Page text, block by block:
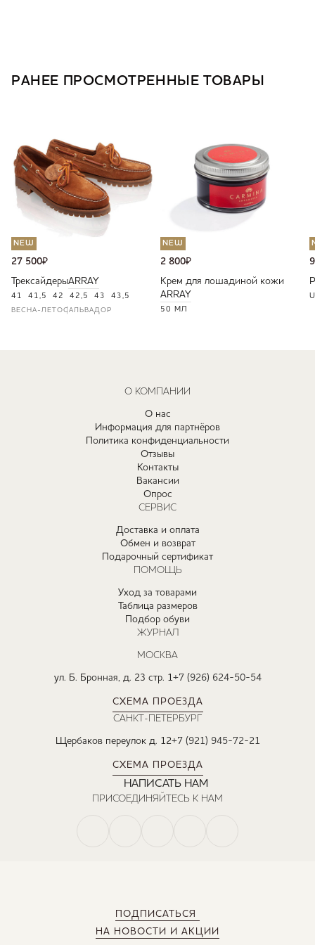
РАНЕЕ ПРОСМОТРЕННЫЕ ТОВАРЫ
NEW
27 500₽
ТрексайдерыARRAY
41 41,5 42 42,5 43 43,5
ВЕСНА-ЛЕТОСАЛЬВАДОР
NEW
2 800₽
Крем для лошадиной кожи
ARRAY
50 МЛ
ПОДПИСАТЬСЯ
НА НОВОСТИ И АКЦИИ
О КОМПАНИИ
О нас
Информация для партнёров
Политика конфиденциальности
Отзывы
Контакты
Вакансии
Опрос
СЕРВИС
Доставка и оплата
Обмен и возврат
Подарочный сертификат
ПОМОЩЬ
Уход за товарами
Таблица размеров
Подбор обуви
ЖУРНАЛ
МОСКВА
ул. Б. Бронная, д. 23 стр. 1+7 (926) 624-50-54
СХЕМА ПРОЕЗДА
САНКТ-ПЕТЕРБУРГ
Щербаков переулок д. 12+7 (921) 945-72-21
СХЕМА ПРОЕЗДА
НАПИСАТЬ НАМ
ПРИСОЕДИНЯЙТЕСЬ К НАМ